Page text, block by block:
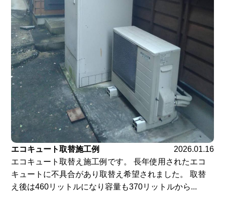
エコキュート取替施工例
2026.01.16
エコキュート取替え施工例です。 長年使用されたエコ
キュートに不具合があり取替え希望されました。 取替
え後は460リットルになり容量も370リットルから...